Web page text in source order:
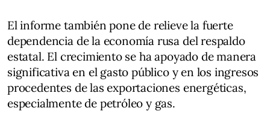
El informe también pone de relieve la fuerte
dependencia de la economía rusa del respaldo
estatal. El crecimiento se ha apoyado de manera
significativa en el gasto público y en los ingresos
procedentes de las exportaciones energéticas,
especialmente de petróleo y gas.